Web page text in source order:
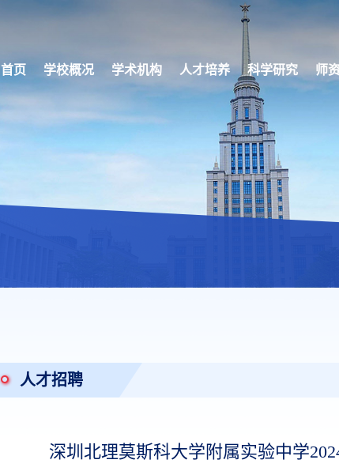
首页 学校概况 学术机构 人才培养 科学研究 师
人才招聘
深圳北理莫斯科大学附属实验中学